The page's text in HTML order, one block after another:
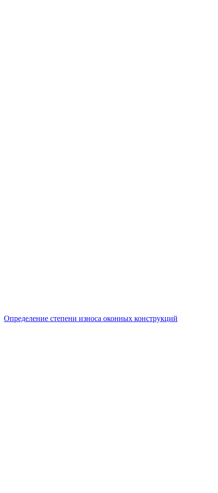
Определение степени износа оконных конструкций